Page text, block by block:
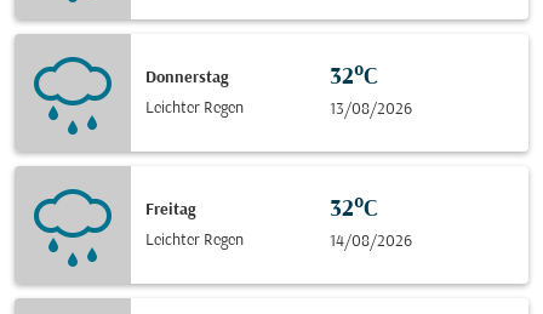
Donnerstag
Leichter Regen
32°C
13/08/2026
Freitag
Leichter Regen
32°C
14/08/2026